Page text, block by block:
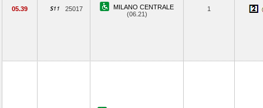
05.39 25017
MILANO CENTRALE
(06.21)
1